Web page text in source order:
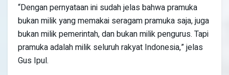
“Dengan pernyataan ini sudah jelas bahwa pramuka
bukan milik yang memakai seragam pramuka saja, juga
bukan milik pemerintah, dan bukan milik pengurus. Tapi
pramuka adalah milik seluruh rakyat Indonesia,” jelas
Gus Ipul.